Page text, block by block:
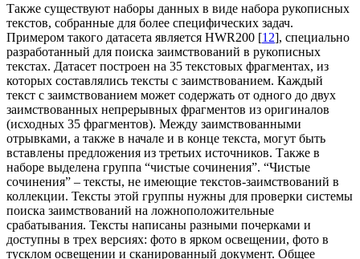
Также существуют наборы данных в виде набора рукописных
текстов, собранные для более специфических задач.
Примером такого датасета является HWR200 [12], специально
разработанный для поиска заимствований в рукописных
текстах. Датасет построен на 35 текстовых фрагментах, из
которых составлялись тексты с заимствованием. Каждый
текст с заимствованием может содержать от одного до двух
заимствованных непрерывных фрагментов из оригиналов
(исходных 35 фрагментов). Между заимствованными
отрывками, а также в начале и в конце текста, могут быть
вставлены предложения из третьих источников. Также в
наборе выделена группа “чистые сочинения”. “Чистые
сочинения” – тексты, не имеющие текстов-заимствований в
коллекции. Тексты этой группы нужны для проверки системы
поиска заимствований на ложноположительные
срабатывания. Тексты написаны разными почерками и
доступны в трех версиях: фото в ярком освещении, фото в
тусклом освещении и сканированный документ. Общее